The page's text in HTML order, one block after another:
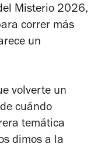
Misterio 2026,
correr más
un
volverte un
cuándo
temática
dimos a la